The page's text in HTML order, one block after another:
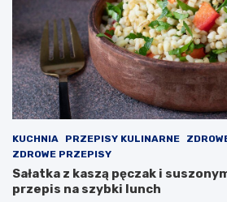
KUCHNIA PRZEPISY KULINARNE
ZDROWE PRZEPISY
Sałatka z kaszą pęczak i
przepis na szybki lunch